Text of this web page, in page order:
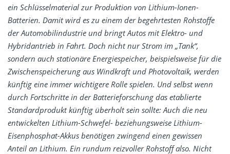
ein Schlüsselmaterial zur Produktion von Lithium-Ionen-
Batterien. Damit wird es zu einem der begehrtesten Rohstoffe
der Automobilindustrie und bringt Autos mit Elektro- und
Hybridantrieb in Fahrt. Doch nicht nur Strom im „Tank“,
sondern auch stationäre Energiespeicher, beispielsweise für die
Zwischenspeicherung aus Windkraft und Photovoltaik, werden
künftig eine immer wichtigere Rolle spielen. Und selbst wenn
durch Fortschritte in der Batterieforschung das etablierte
Standardprodukt künftig überholt sein sollte: Auch die neu
entwickelten Lithium-Schwefel- beziehungsweise Lithium-
Eisenphosphat-Akkus benötigen zwingend einen gewissen
Anteil an Lithium. Ein rundum reizvoller Rohstoff also. Nicht